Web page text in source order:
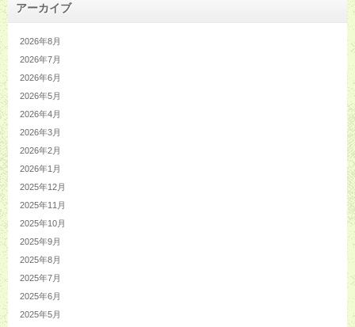
アーカイブ
2026年8月
2026年7月
2026年6月
2026年5月
2026年4月
2026年3月
2026年2月
2026年1月
2025年12月
2025年11月
2025年10月
2025年9月
2025年8月
2025年7月
2025年6月
2025年5月